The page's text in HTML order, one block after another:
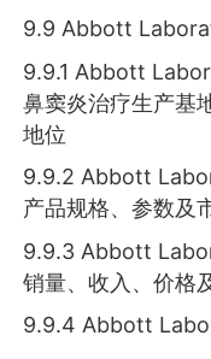
9.9 Abbott
9.9.1 Abbott
鼻窦炎治疗生产基
地位
9.9.2 Abbott
产品规格、参数及
9.9.3 Abbott
销量、收入、价格
9.9.4 Abbott